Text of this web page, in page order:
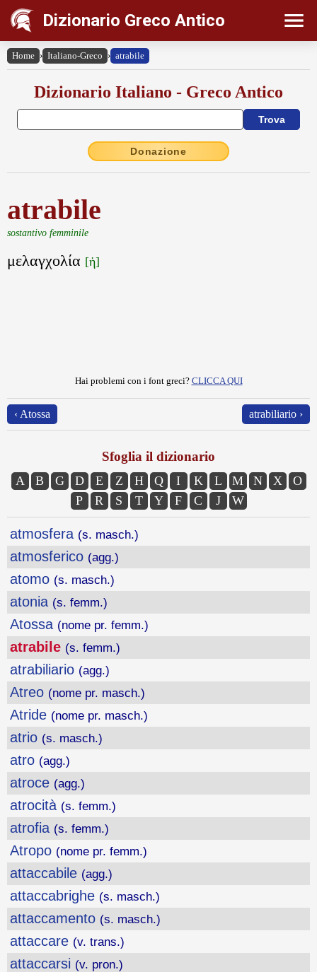
Dizionario Greco Antico
Home › Italiano-Greco › atrabile
Dizionario Italiano - Greco Antico
Donazione
atrabile
sostantivo femminile
μελαγχολία [ἡ]
Hai problemi con i font greci? CLICCA QUI
‹ Atossa atrabiliario ›
Sfoglia il dizionario
A B G D E Z H Q I K L M N X
O
P
R S T Y F C J W
atmosfera (s. masch.)
atmosferico (agg.)
atomo (s. masch.)
atonia (s. femm.)
Atossa (nome pr. femm.)
atrabile (s. femm.)
atrabiliario (agg.)
Atreo (nome pr. masch.)
Atride (nome pr. masch.)
atrio (s. masch.)
atro (agg.)
atroce (agg.)
atrocità (s. femm.)
atrofia (s. femm.)
Atropo (nome pr. femm.)
attaccabile (agg.)
attaccabrighe (s. masch.)
attaccamento (s. masch.)
attaccare (v. trans.)
attaccarsi (v. pron.)